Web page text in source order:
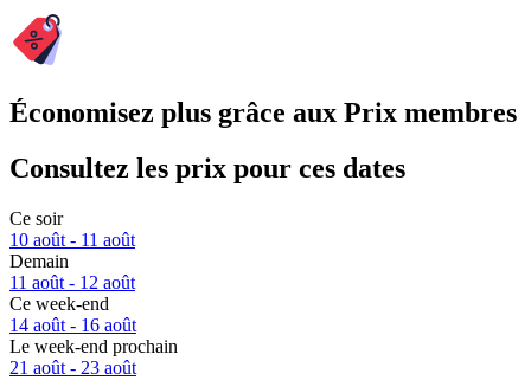
Économisez plus grâce aux Prix membres
Consultez les prix pour ces dates
Ce soir
10 août - 11 août
Demain
11 août - 12 août
Ce week-end
14 août - 16 août
Le week-end prochain
21 août - 23 août